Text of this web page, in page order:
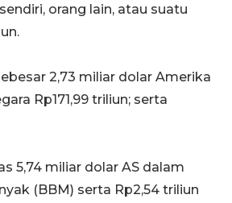
orang lain, atau suatu
2,73 miliar dolar Amerika
Rp171,99 triliun; serta
5,74 miliar dolar AS dalam
(BBM) serta Rp2,54 triliun
di Padang
Juli 2026 14:05